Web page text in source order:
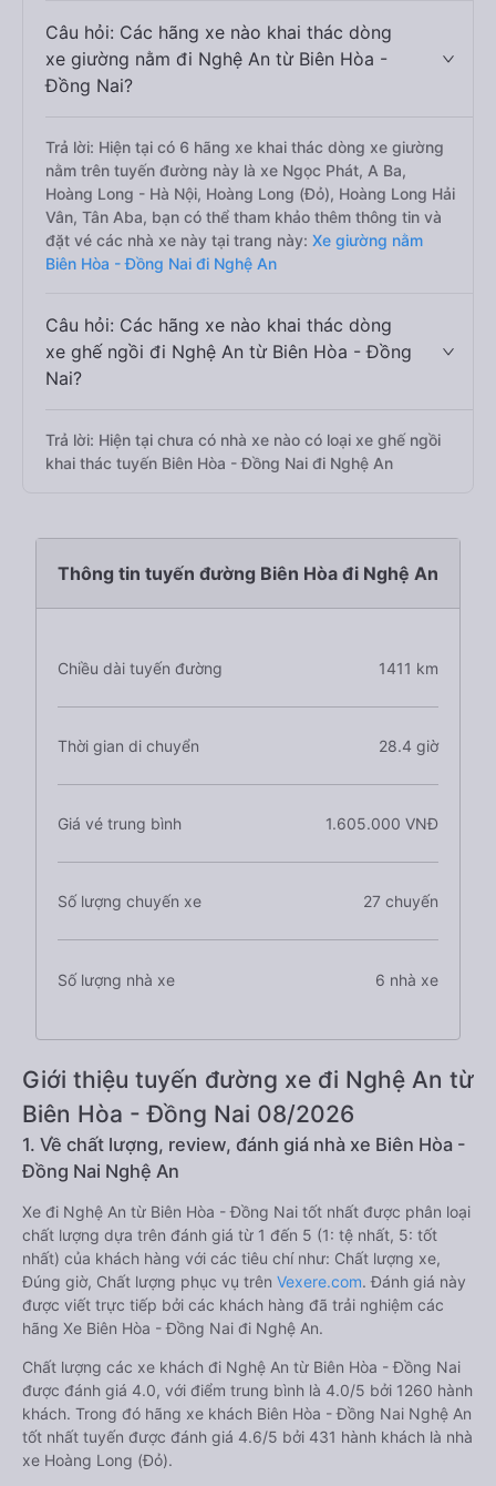
Câu hỏi: Các hãng xe nào khai thác dòng
xe giường nằm đi Nghệ An từ Biên Hòa -
Đồng Nai?
Trả lời: Hiện tại có 6 hãng xe khai thác dòng xe giường
nằm trên tuyến đường này là xe Ngọc Phát, A Ba,
Hoàng Long - Hà Nội, Hoàng Long (Đỏ), Hoàng Long Hải
Vân, Tân Aba, bạn có thể tham khảo thêm thông tin và
đặt vé các nhà xe này tại trang này: Xe giường nằm
Biên Hòa - Đồng Nai đi Nghệ An
Câu hỏi: Các hãng xe nào khai thác dòng
xe ghế ngồi đi Nghệ An từ Biên Hòa - Đồng
Nai?
Trả lời: Hiện tại chưa có nhà xe nào có loại xe ghế ngồi
khai thác tuyến Biên Hòa - Đồng Nai đi Nghệ An
Thông tin tuyến đường Biên Hòa đi Nghệ An
Chiều dài tuyến đường 1411 km
Thời gian di chuyển 28.4 giờ
Giá vé trung bình 1.605.000 VNĐ
Số lượng chuyến xe 27 chuyến
Số lượng nhà xe 6 nhà xe
Giới thiệu tuyến đường xe đi Nghệ An từ
Biên Hòa - Đồng Nai 08/2026
1. Về chất lượng, review, đánh giá nhà xe Biên Hòa -
Đồng Nai Nghệ An
Xe đi Nghệ An từ Biên Hòa - Đồng Nai tốt nhất được phân loại
chất lượng dựa trên đánh giá từ 1 đến 5 (1: tệ nhất, 5: tốt
nhất) của khách hàng với các tiêu chí như: Chất lượng xe,
Đúng giờ, Chất lượng phục vụ trên Vexere.com. Đánh giá này
được viết trực tiếp bởi các khách hàng đã trải nghiệm các
hãng Xe Biên Hòa - Đồng Nai đi Nghệ An.
Chất lượng các xe khách đi Nghệ An từ Biên Hòa - Đồng Nai
được đánh giá 4.0, với điểm trung bình là 4.0/5 bởi 1260 hành
khách. Trong đó hãng xe khách Biên Hòa - Đồng Nai Nghệ An
tốt nhất tuyến được đánh giá 4.6/5 bởi 431 hành khách là nhà
xe Hoàng Long (Đỏ).